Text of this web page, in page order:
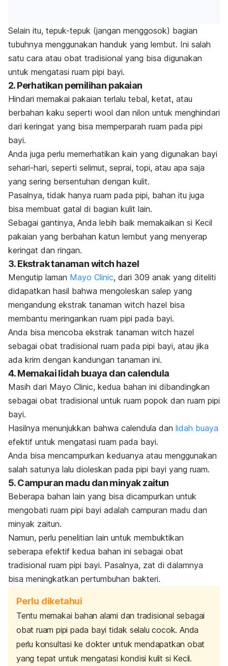
Selain itu, tepuk-tepuk (jangan menggosok) bagian
tubuhnya menggunakan handuk yang lembut. Ini salah
satu cara atau obat tradisional yang bisa digunakan
untuk mengatasi ruam pipi bayi.
2. Perhatikan pemilihan pakaian
Hindari memakai pakaian terlalu tebal, ketat, atau
berbahan kaku seperti wool dan nilon untuk menghindari
dari keringat yang bisa memperparah ruam pada pipi
bayi.
Anda juga perlu memerhatikan kain yang digunakan bayi
sehari-hari, seperti selimut, seprai, topi, atau apa saja
yang sering bersentuhan dengan kulit.
Pasalnya, tidak hanya ruam pada pipi, bahan itu juga
bisa membuat gatal di bagian kulit lain.
Sebagai gantinya, Anda lebih baik memakaikan si Kecil
pakaian yang berbahan katun lembut yang menyerap
keringat dan ringan.
3. Ekstrak tanamanwitch hazel
Mengutip laman Mayo Clinic, dari 309 anak yang diteliti
didapatkan hasil bahwa mengoleskan salep yang
mengandung ekstrak tanaman witch hazel bisa
membantu meringankan ruam pipi pada bayi.
Anda bisa mencoba ekstrak tanaman witch hazel
sebagai obat tradisional ruam pada pipi bayi, atau jika
ada krim dengan kandungan tanaman ini.
4. Memakai lidah buaya dan calendula
Masih dari Mayo Clinic, kedua bahan ini dibandingkan
sebagai obat tradisional untuk ruam popok dan ruam pipi
bayi.
Hasilnya menunjukkan bahwa calendula dan lidah buaya
efektif untuk mengatasi ruam pada bayi.
Anda bisa mencampurkan keduanya atau menggunakan
salah satunya lalu dioleskan pada pipi bayi yang ruam.
5. Campuran madu dan minyak zaitun
Beberapa bahan lain yang bisa dicampurkan untuk
mengobati ruam pipi bayi adalah campuran madu dan
minyak zaitun.
Namun, perlu penelitian lain untuk membuktikan
seberapa efektif kedua bahan ini sebagai obat
tradisional ruam pipi bayi. Pasalnya, zat di dalamnya
bisa meningkatkan pertumbuhan bakteri.
Perlu diketahui
Tentu memakai bahan alami dan tradisional sebagai
obat ruam pipi pada bayi tidak selalu cocok. Anda
perlu konsultasi ke dokter untuk mendapatkan obat
yang tepat untuk mengatasi kondisi kulit si Kecil.